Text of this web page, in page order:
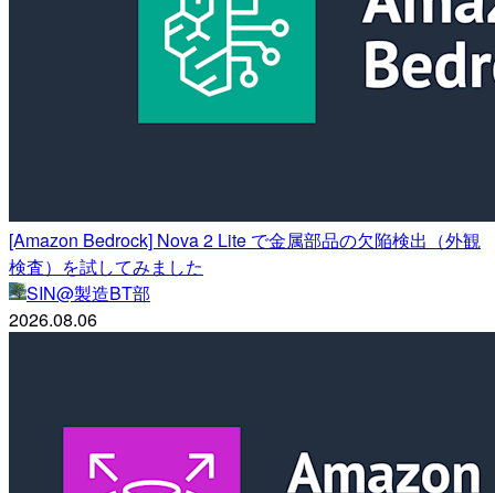
[Amazon Bedrock] Nova 2 Lite で金属部品の欠陥検出（外観
検査）を試してみました
SIN@製造BT部
2026.08.06